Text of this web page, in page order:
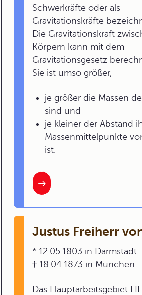
Schwerkräfte oder als
Gravitationskräfte
Die Gravitationskraft
Körpern kann mit dem
Gravitationsgesetz
Sie ist umso größer,
je größer die Massen
sind und
je kleiner der Abstand
Massenmittelpunkte
ist.
Justus Freiherr
* 12.05.1803 in Darmstadt
† 18.04.1873 in München
Das Hauptarbeitsgebiet